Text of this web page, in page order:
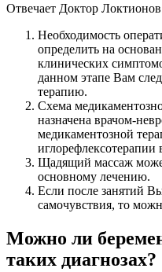
Отвечает Доктор Локтионов
Необходимость
определить на
клинических
данном этапе Вам
терапию.
Схема
назначена врачом-
медикаментозной
иглорефлексотерапии
Щадящий массаж
основному лечению.
Если после занятий
самочувствия, то
Можно ли
таких диагнозах?